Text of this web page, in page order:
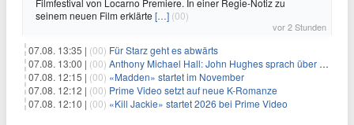
Filmfestival von Locarno Premiere. In einer Regie-Notiz zu
seinem neuen Film erklärte […] (00)
vor 2 Stunden
07.08. 13:35 | (00) Für Starz geht es abwärts
07.08. 13:00 | (00) Anthony Michael Hall: John Hughes sprach über eine Fortsetzung von 'The Breakfast Club'
07.08. 12:15 | (00) «Madden» startet im November
07.08. 12:12 | (00) Prime Video setzt auf neue K-Romanze
07.08. 12:10 | (00) «Kill Jackie» startet 2026 bei Prime Video